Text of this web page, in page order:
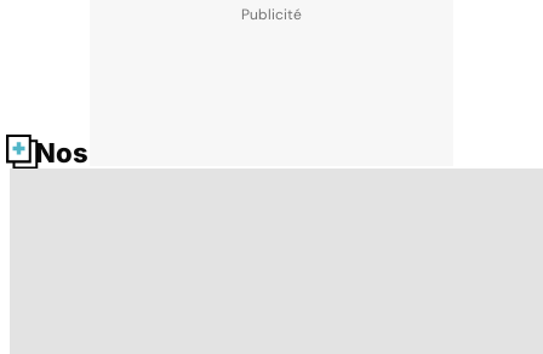
Nos fiches santé